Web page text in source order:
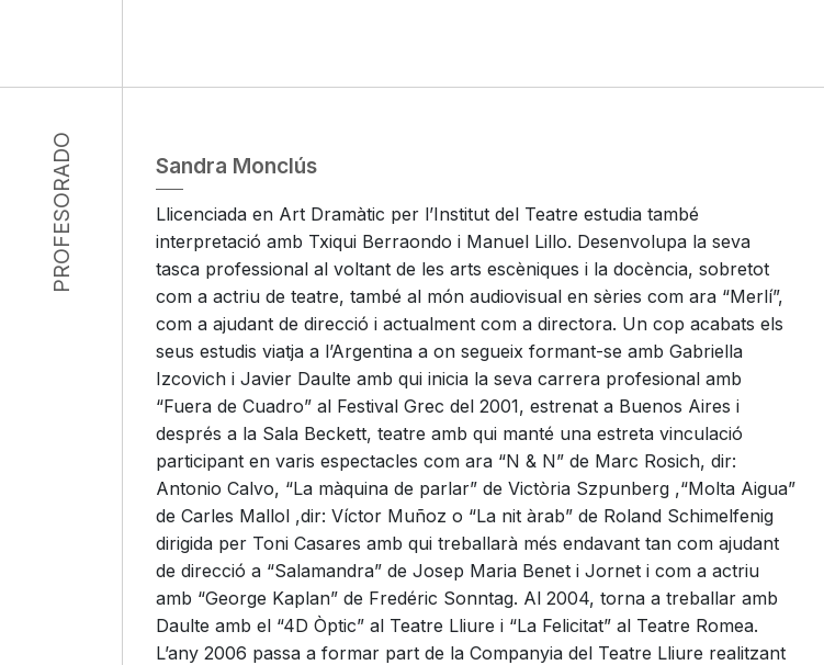
PROFESORADO Sandra Monclús
Llicenciada en Art Dramàtic per l’Institut del Teatre estudia també
interpretació amb Txiqui Berraondo i Manuel Lillo. Desenvolupa la seva
tasca professional al voltant de les arts escèniques i la docència, sobretot
com a actriu de teatre, també al món audiovisual en sèries com ara “Merlí”,
com a ajudant de direcció i actualment com a directora. Un cop acabats els
seus estudis viatja a l’Argentina a on segueix formant-se amb Gabriella
Izcovich i Javier Daulte amb qui inicia la seva carrera profesional amb
“Fuera de Cuadro” al Festival Grec del 2001, estrenat a Buenos Aires i
després a la Sala Beckett, teatre amb qui manté una estreta vinculació
participant en varis espectacles com ara “N & N” de Marc Rosich, dir:
Antonio Calvo, “La màquina de parlar” de Victòria Szpunberg ,“Molta Aigua”
de Carles Mallol ,dir: Víctor Muñoz o “La nit àrab” de Roland Schimelfenig
dirigida per Toni Casares amb qui treballarà més endavant tan com ajudant
de direcció a “Salamandra” de Josep Maria Benet i Jornet i com a actriu
amb “George Kaplan” de Fredéric Sonntag. Al 2004, torna a treballar amb
Daulte amb el “4D Òptic” al Teatre Lliure i “La Felicitat” al Teatre Romea.
L’any 2006 passa a formar part de la Companyia del Teatre Lliure realitzant